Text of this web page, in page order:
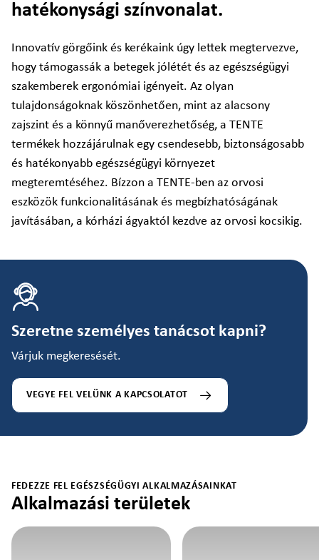
hatékonysági színvonalat.
Innovatív görgőink és kerékaink úgy lettek megtervezve,
hogy támogassák a betegek jólétét és az egészségügyi
szakemberek ergonómiai igényeit. Az olyan
tulajdonságoknak köszönhetően, mint az alacsony
zajszint és a könnyű manőverezhetőség, a TENTE
termékek hozzájárulnak egy csendesebb, biztonságosabb
és hatékonyabb egészségügyi környezet
megteremtéséhez. Bízzon a TENTE-ben az orvosi
eszközök funkcionalitásának és megbízhatóságának
javításában, a kórházi ágyaktól kezdve az orvosi kocsikig.
Szeretne személyes tanácsot kapni?
Várjuk megkeresését.
VEGYE FEL VELÜNK A KAPCSOLATOT
FEDEZZE FEL EGÉSZSÉGÜGYI ALKALMAZÁSAINKAT
Alkalmazási területek